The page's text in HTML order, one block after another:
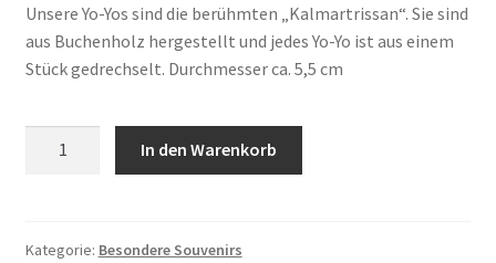
Unsere Yo-Yos sind die berühmten „Kalmartrissan“. Sie sind
aus Buchenholz hergestellt und jedes Yo-Yo ist aus einem
Stück gedrechselt. Durchmesser ca. 5,5 cm
rotem
In den Warenkorb
Kategorie: Besondere Souvenirs